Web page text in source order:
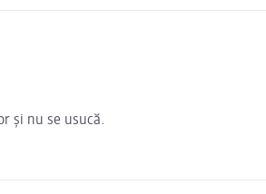
și nu se usucă.